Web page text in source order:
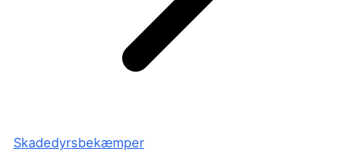
Skadedyrsbekæmper